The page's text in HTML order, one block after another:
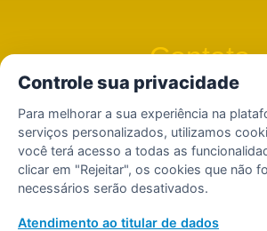
Contato
saber mais sobre os meus projetos,
37 99922-5328
Controle sua privacidade
Para melhorar a sua experiência na
serviços personalizados, utilizamos
você terá acesso a todas as
clicar em "Rejeitar", os cookies que não
necessários serão desativados.
Atendimento ao titular de dados